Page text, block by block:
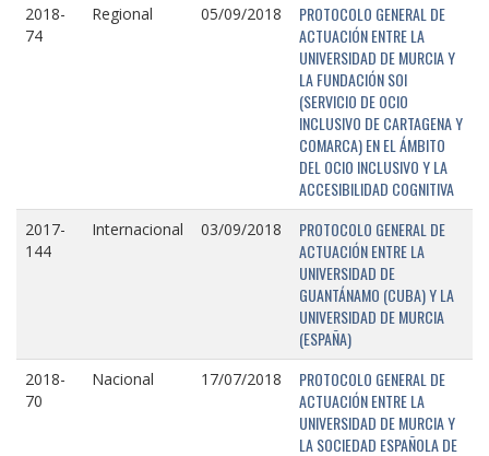
2018-
74
Regional 05/09/2018
PROTOCOLO GENERAL DE
ACTUACIÓN ENTRE LA
UNIVERSIDAD DE MURCIA Y
LA FUNDACIÓN SOI
(SERVICIO DE OCIO
INCLUSIVO DE CARTAGENA Y
COMARCA) EN EL ÁMBITO
DEL OCIO INCLUSIVO Y LA
ACCESIBILIDAD COGNITIVA
2017-
144
Internacional 03/09/2018
PROTOCOLO GENERAL DE
ACTUACIÓN ENTRE LA
UNIVERSIDAD DE
GUANTÁNAMO (CUBA) Y LA
UNIVERSIDAD DE MURCIA
(ESPAÑA)
2018-
70
Nacional 17/07/2018
PROTOCOLO GENERAL DE
ACTUACIÓN ENTRE LA
UNIVERSIDAD DE MURCIA Y
LA SOCIEDAD ESPAÑOLA DE